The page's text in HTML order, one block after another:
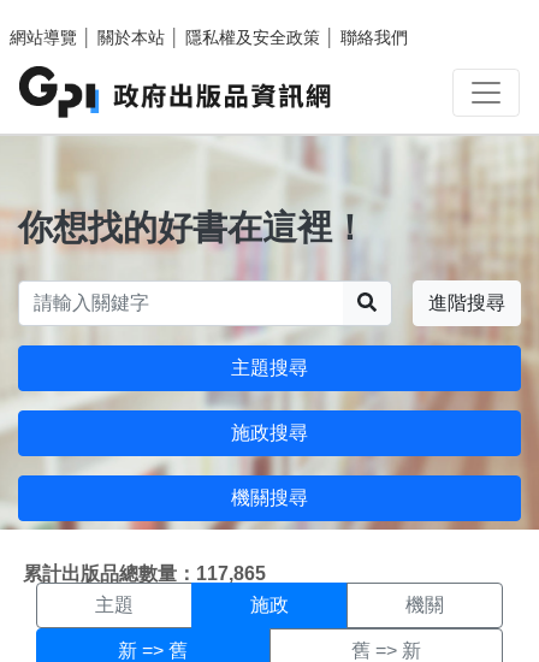
網站導覽
關於本站 隱私權及安全政策 聯絡我們
你想找的好書在這裡！
進階搜尋
主題搜尋
施政搜尋
機關搜尋
累計出版品總數量：117,865
施政搜尋結果頁面
主題 施政 機關
新 => 舊 舊 => 新